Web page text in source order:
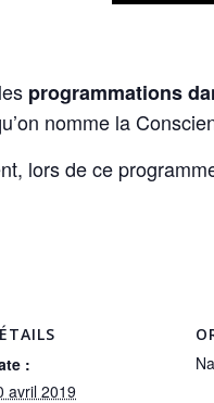
programmations
nomme la
lors de ce
:
avril 2019